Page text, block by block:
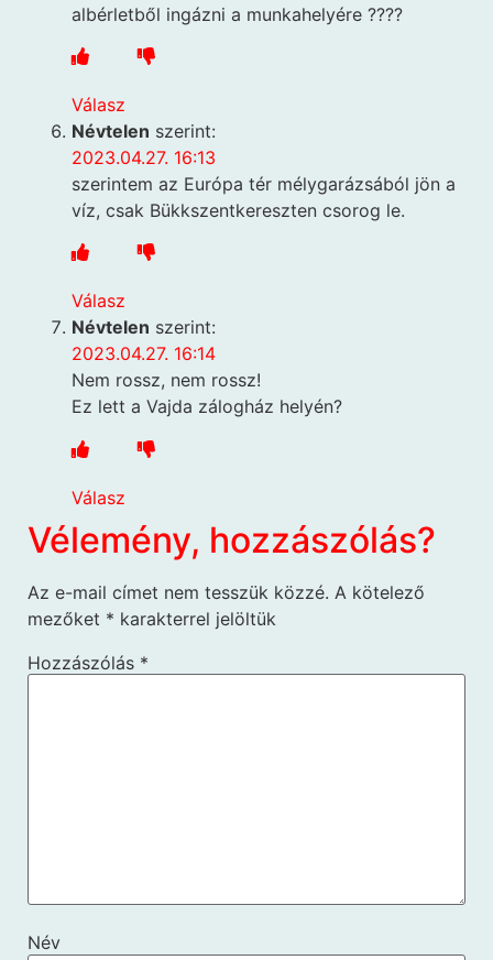
albérletből ingázni a munkahelyére ????
Válasz
Névtelen szerint:
2023.04.27. 16:13
szerintem az Európa tér mélygarázsából jön a
víz, csak Bükkszentkereszten csorog le.
Válasz
Névtelen szerint:
2023.04.27. 16:14
Nem rossz, nem rossz!
Ez lett a Vajda zálogház helyén?
Válasz
Vélemény, hozzászólás?
Az e-mail címet nem tesszük közzé. A kötelező
mezőket * karakterrel jelöltük
Hozzászólás *
Név